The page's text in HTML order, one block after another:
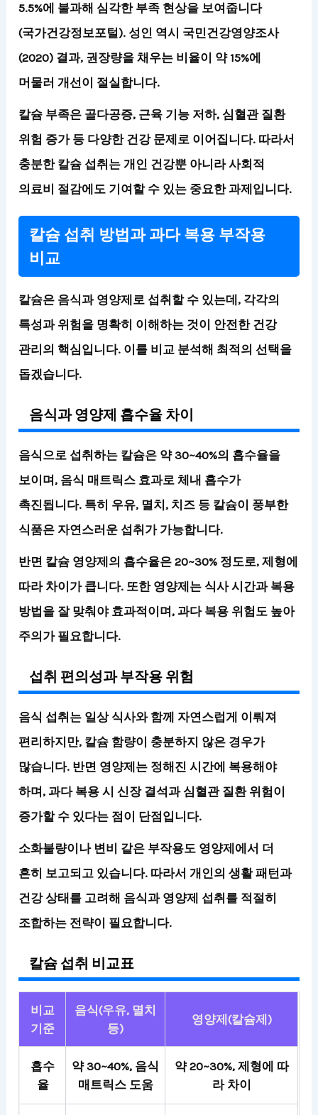
5.5%에 불과해 심각한 부족 현상을 보여줍니다
(국가건강정보포털). 성인 역시 국민건강영양조사
(2020) 결과, 권장량을 채우는 비율이 약 15%에
머물러 개선이 절실합니다.
칼슘 부족은 골다공증, 근육 기능 저하, 심혈관 질환
위험 증가 등 다양한 건강 문제로 이어집니다. 따라서
충분한 칼슘 섭취는 개인 건강뿐 아니라 사회적
의료비 절감에도 기여할 수 있는 중요한 과제입니다.
칼슘 섭취 방법과 과다 복용 부작용
비교
칼슘은 음식과 영양제로 섭취할 수 있는데, 각각의
특성과 위험을 명확히 이해하는 것이 안전한 건강
관리의 핵심입니다. 이를 비교 분석해 최적의 선택을
돕겠습니다.
음식과 영양제 흡수율 차이
음식으로 섭취하는 칼슘은 약 30~40%의 흡수율을
보이며, 음식 매트릭스 효과로 체내 흡수가
촉진됩니다. 특히 우유, 멸치, 치즈 등 칼슘이 풍부한
식품은 자연스러운 섭취가 가능합니다.
반면 칼슘 영양제의 흡수율은 20~30% 정도로, 제형에
따라 차이가 큽니다. 또한 영양제는 식사 시간과 복용
방법을 잘 맞춰야 효과적이며, 과다 복용 위험도 높아
주의가 필요합니다.
섭취 편의성과 부작용 위험
음식 섭취는 일상 식사와 함께 자연스럽게 이뤄져
편리하지만, 칼슘 함량이 충분하지 않은 경우가
많습니다. 반면 영양제는 정해진 시간에 복용해야
하며, 과다 복용 시 신장 결석과 심혈관 질환 위험이
증가할 수 있다는 점이 단점입니다.
소화불량이나 변비 같은 부작용도 영양제에서 더
흔히 보고되고 있습니다. 따라서개인의 생활 패턴과
건강 상태를 고려해 음식과 영양제 섭취를 적절히
조합하는 전략이 필요합니다.
칼슘 섭취 비교표
비교
기준
음식(우유, 멸치
등)
영양제(칼슘제)
흡수
율
약 30~40%, 음식
매트릭스 도움
약 20~30%, 제형에 따
라 차이